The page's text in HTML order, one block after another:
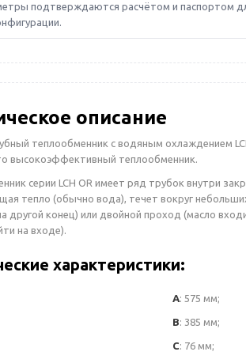
подтверждаются расчётом и паспортом
описание
теплообменник с водяным охлаждением
высокоэффективный теплообменник.
серии LCH OR имеет ряд трубок внутри
тепло (обычно вода), течет вокруг
другой конец) или двойной проход (масло
на входе).
характеристики:
A: 575 мм;
B: 385 мм;
C: 76 мм;